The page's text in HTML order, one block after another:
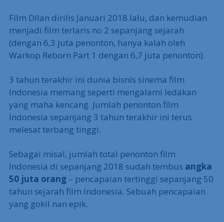
Film Dilan dirilis Januari 2018 lalu, dan kemudian
menjadi film terlaris no 2 sepanjang sejarah
(dengan 6,3 juta penonton, hanya kalah oleh
Warkop Reborn Part 1 dengan 6,7 juta penonton).
3 tahun terakhir ini dunia bisnis sinema film
Indonesia memang seperti mengalami ledakan
yang maha kencang. Jumlah penonton film
Indonesia sepanjang 3 tahun terakhir ini terus
melesat terbang tinggi.
Sebagai misal, jumlah total penonton film
Indonesia di sepanjang 2018 sudah tembus angka
50 juta orang– pencapaian tertinggi sepanjang 50
tahun sejarah film Indonesia. Sebuah pencapaian
yang gokil nan epik.